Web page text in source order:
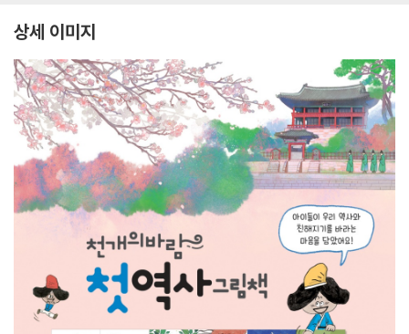
상세 이미지